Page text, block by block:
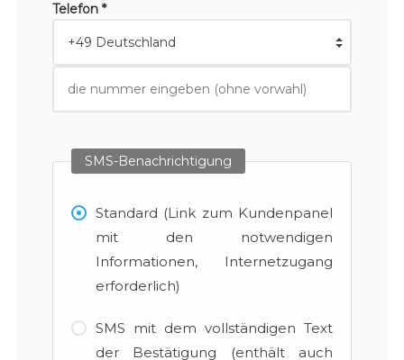
Telefon *
SMS-Benachrichtigung
Standard (Link zum Kundenpanel
mit den notwendigen
Informationen, Internetzugang
erforderlich)
SMS mit dem vollständigen Text
der Bestätigung (enthält auch